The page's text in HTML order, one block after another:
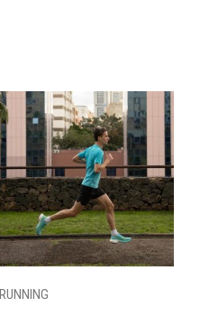
RUNNING